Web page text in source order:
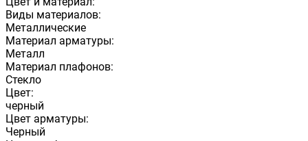
Виды материалов:
Металлические
Материал арматуры:
Металл
Материал плафонов:
Стекло
Цвет:
черный
Цвет арматуры:
Черный